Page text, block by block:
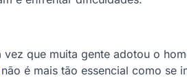
que muita gente adotou o
não é mais tão essencial como se